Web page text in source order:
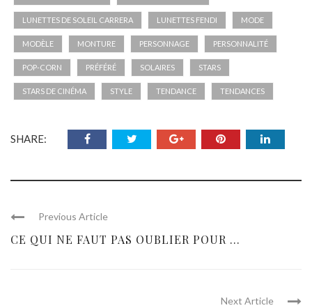
LUNETTES DE SOLEIL CARRERA LUNETTES FENDI MODE
MODÈLE MONTURE PERSONNAGE PERSONNALITÉ
POP-CORN PRÉFÉRÉ SOLAIRES STARS
STARS DE CINÉMA STYLE TENDANCE TENDANCES
SHARE:
Previous Article
CE QUI NE FAUT PAS OUBLIER POUR ...
Next Article